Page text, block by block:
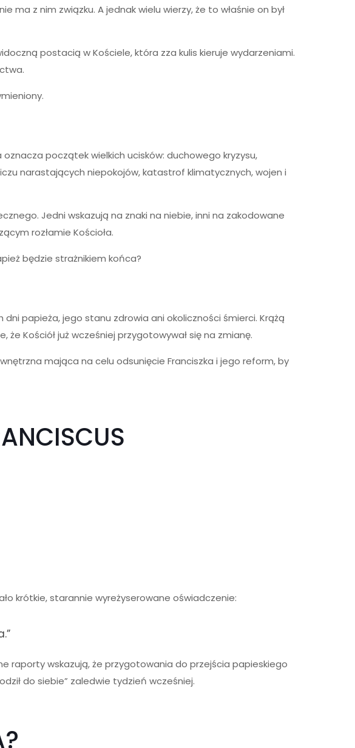
ma z nim związku. A jednak wielu wierzy, że to właśnie on był
postacią w Kościele, która zza kulis kieruje wydarzeniami.
początek wielkich ucisków: duchowego kryzysu,
narastających niepokojów, katastrof klimatycznych, wojen i
Jedni wskazują na znaki na niebie, inni na zakodowane
rozłamie Kościoła.
będzie strażnikiem końca?
papieża, jego stanu zdrowia ani okoliczności śmierci. Krążą
Kościół już wcześniej przygotowywał się na zmianę.
mająca na celu odsunięcie Franciszka i jego reform, by
krótkie, starannie wyreżyserowane oświadczenie:
raporty wskazują, że przygotowania do przejścia papieskiego
do siebie” zaledwie tydzień wcześniej.